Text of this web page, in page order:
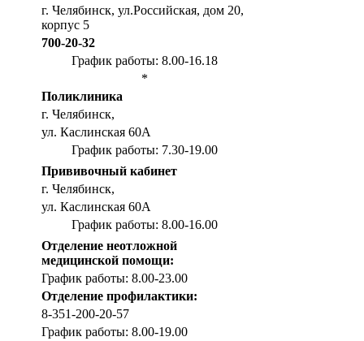
г. Челябинск, ул.Российская, дом 20,
корпус 5
700-20-32
График работы: 8.00-16.18
*
Поликлиника
г. Челябинск,
ул. Каслинская 60А
График работы: 7.30-19.00
Прививочный кабинет
г. Челябинск,
ул. Каслинская 60А
График работы: 8.00-16.00
Отделение неотложной
медицинской помощи:
График работы: 8.00-23.00
Отделение профилактики:
8-351-200-20-57
График работы: 8.00-19.00